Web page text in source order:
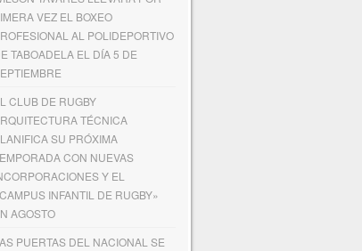
VEZ EL BOXEO
AL POLIDEPORTIVO
TABOADELA EL DÍA 5 DE
CLUB DE RUGBY
TÉCNICA
SU PRÓXIMA
CON NUEVAS
Y EL
INFANTIL DE RUGBY»
AGOSTO
PUERTAS DEL NACIONAL SE